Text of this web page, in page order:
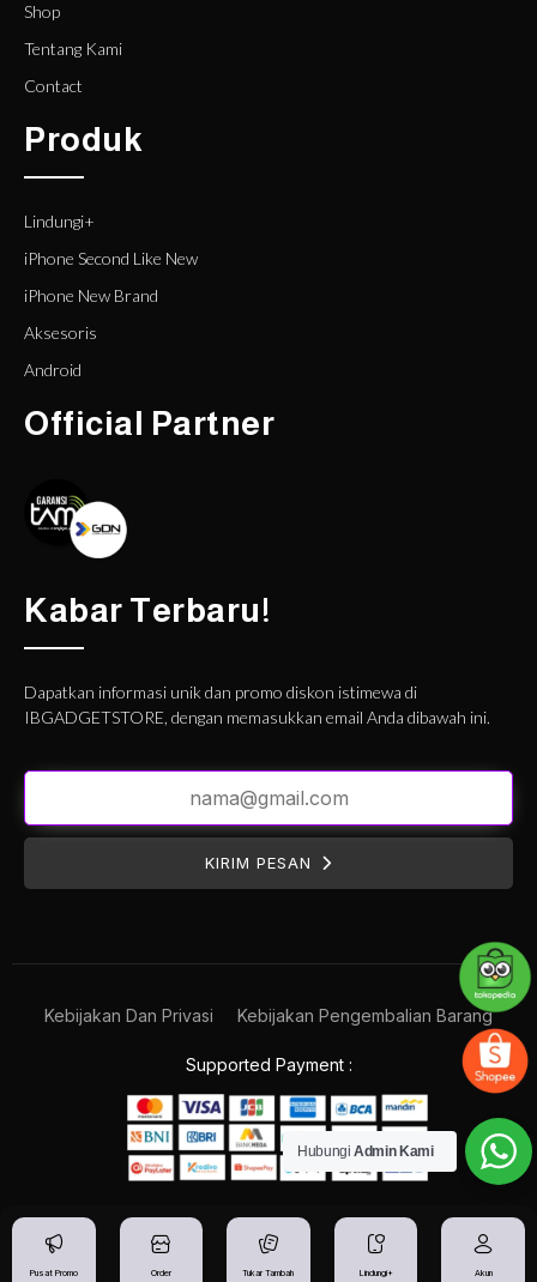
Shop
Tentang Kami
Contact
Produk
Lindungi+
iPhone Second Like New
iPhone New Brand
Aksesoris
Android
Official Partner
Kabar Terbaru!
Dapatkan informasi unik dan promo diskon istimewa di
IBGADGETSTORE, dengan memasukkan email Anda dibawah ini.
KIRIM PESAN
Supported Payment :
Kebijakan Dan Privasi Kebijakan Pengembalian Barang
Pusat Promo Order Tukar Tambah Lindungi+ Akun
Hubungi Admin Kami